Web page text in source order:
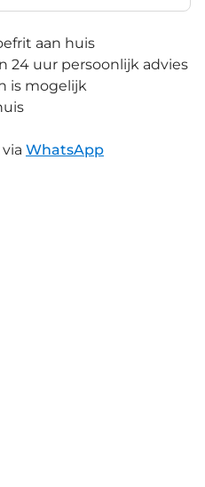
aan huis
24 uur persoonlijk advies
is mogelijk
WhatsApp